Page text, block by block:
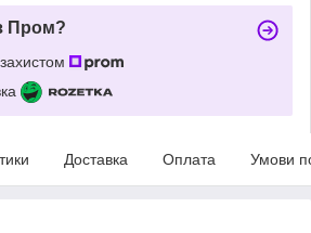
Пром?
Доставка Оплата Умови